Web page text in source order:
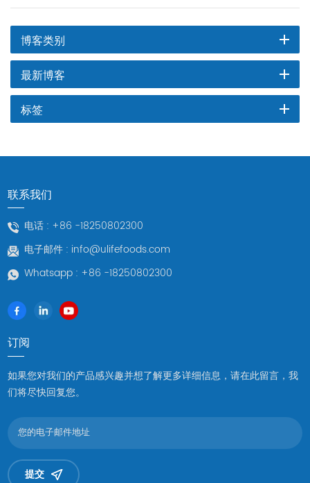
元素。在不同的烹饪方法下，鲍鱼可以呈现出多种风味。无论是
蒸、炖还是烤，人们都能品味到大海的独特魅力。 Ulifefoods 的可
持续收获在 Ulifefoods，我们种植 冷冻鲍鱼肉 使用科学和可持续的
方法。我们的养殖场位于生态环境优良的海域，严格控制养殖密
度，确保每只鲍鱼都能在健康的环境中生长。此外，我们采用环保
饲料和天然成熟的养殖技术，既保证了鲍鱼的高品质，又最大限度
种，但为了最大程度地保留其原味，我们推荐简单的烹饪方法。以
味，突出其鲜美的海洋风味。鲍鱼粥：将鲍鱼切片，与大米一起煮
成粥。它营养丰富且易于消化。适合各个年龄段的人享用。鲍鱼
炒：鲍鱼可以与多种蔬菜（如青椒、胡萝卜）快速炒，为菜肴增添
色彩和营养。 在Ulifefoods，我们不仅提供美味 鲍鱼海鲜，同时也
肩负起保护海洋资源的责任。通过可持续的养殖技术和对生态环境
的尊重，我们希望为顾客提供既美味又环保的海鲜产品。欢迎您品
尝Ulifefoods的鲍鱼，感受来自大海的赞誉。 我们期待与您分享更
多美食故事和可持续海洋养殖的最新进展。感谢您对Ulifefoods的支
持，让我们共同守护蓝海，享受蓝海赋予的美味。
博客类别
最新博客
标签
联系我们
电话 : +86 -18250802300
电子邮件 : info@ulifefoods.com
Whatsapp : +86 -18250802300
订阅
如果您对我们的产品感兴趣并想了解更多详细信息，请在此留言，我
们将尽快回复您。
提交